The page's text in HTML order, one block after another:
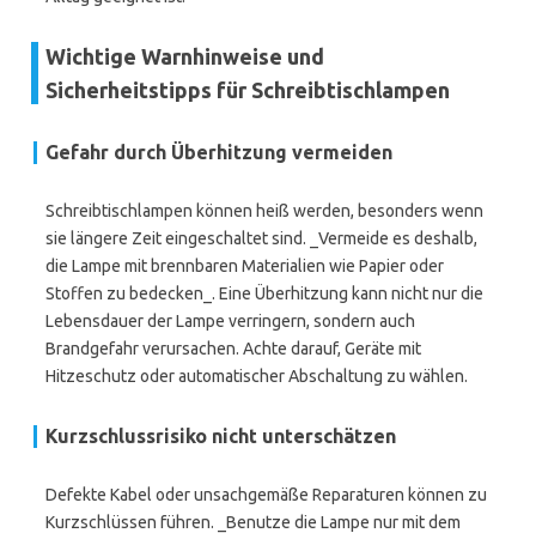
Wichtige Warnhinweise und
Sicherheitstipps für Schreibtischlampen
Gefahr durch Überhitzung vermeiden
Schreibtischlampen können heiß werden, besonders wenn
sie längere Zeit eingeschaltet sind. _Vermeide es deshalb,
die Lampe mit brennbaren Materialien wie Papier oder
Stoffen zu bedecken_. Eine Überhitzung kann nicht nur die
Lebensdauer der Lampe verringern, sondern auch
Brandgefahr verursachen. Achte darauf, Geräte mit
Hitzeschutz oder automatischer Abschaltung zu wählen.
Kurzschlussrisiko nicht unterschätzen
Defekte Kabel oder unsachgemäße Reparaturen können zu
Kurzschlüssen führen. _Benutze die Lampe nur mit dem